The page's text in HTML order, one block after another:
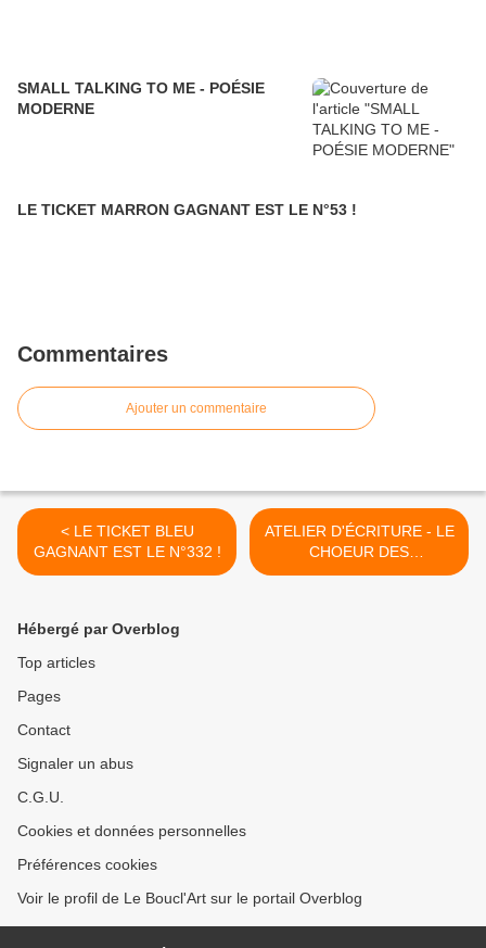
SMALL TALKING TO ME - POÉSIE
MODERNE
LE TICKET MARRON GAGNANT EST LE N°53 !
Commentaires
Ajouter un commentaire
< LE TICKET BLEU
GAGNANT EST LE N°332 !
ATELIER D'ÉCRITURE - LE
CHOEUR DES
AIGUILLEUSES #3 -
Hébergé par Overblog
Top articles
Pages
Contact
Signaler un abus
C.G.U.
Cookies et données personnelles
Préférences cookies
Voir le profil de Le Boucl'Art sur le portail Overblog